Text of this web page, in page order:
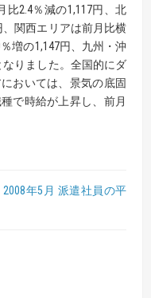
比2.4％減の1,117円、北
、関西エリアは前月比横
増の1,147円、九州・沖
なりました。全国的にダ
おいては、景気の底固
で時給が上昇し、前月
2008年5月 派遣社員の平